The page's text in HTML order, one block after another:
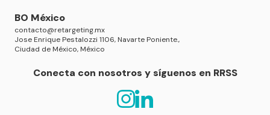
BO México
contacto@retargeting.mx
Jose Enrique Pestalozzi 1106, Navarte Poniente.,
Ciudad de México, México
Conecta con nosotros y síguenos en RRSS